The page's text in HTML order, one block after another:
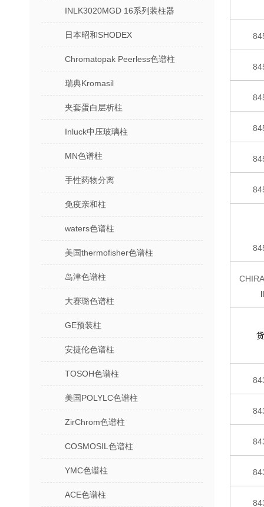
INLK3020MGD 16系列装柱器
日本昭和SHODEX
Chromatopak Peerless色谱柱
瑞典Kromasil
夹套蛋白层析柱
Inluck中压玻璃柱
MN色谱柱
手性药物分离
免疫亲和柱
waters色谱柱
美国thermofisher色谱柱
岛津色谱柱
大赛璐色谱柱
GE预装柱
安捷伦色谱柱
TOSOH色谱柱
美国POLYLC色谱柱
ZirChrom色谱柱
COSMOSIL色谱柱
YMC色谱柱
ACE色谱柱